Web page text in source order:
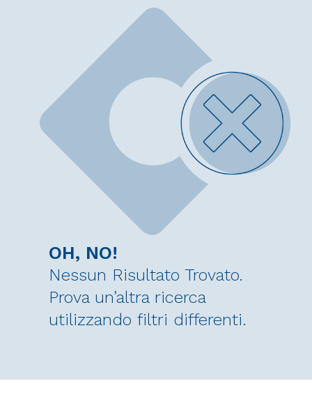
OH, NO!
Nessun Risultato Trovato.
Prova un’altra ricerca
utilizzando filtri differenti.